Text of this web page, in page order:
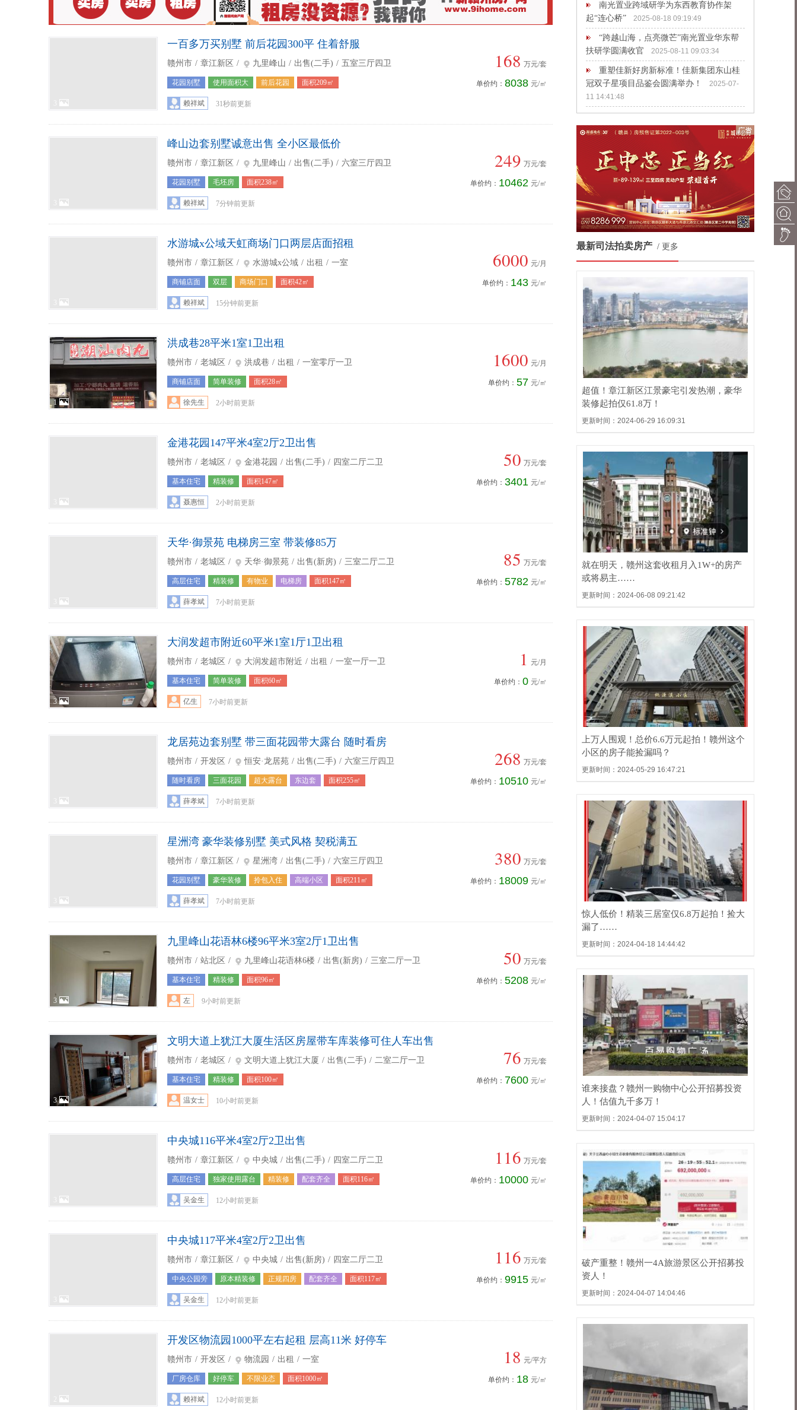
一百多万买别墅 前后花园300平 住着舒服
赣州市 / 章江新区 / 九里峰山 / 出售(二手) / 五室三厅四卫
花园别墅 使用面积大 前后花园 面积209㎡
赖祥斌 31秒前更新
168 万元/套
单价约： 8038 元/㎡
峰山边套别墅诚意出售 全小区最低价
赣州市 / 章江新区 / 九里峰山 / 出售(二手) / 六室三厅四卫
花园别墅 毛坯房 面积238㎡
赖祥斌 7分钟前更新
249 万元/套
单价约： 10462 元/㎡
水游城x公域天虹商场门口两层店面招租
赣州市 / 章江新区 / 水游城x公域 / 出租 / 一室
商铺店面 双层 商场门口 面积42㎡
赖祥斌 15分钟前更新
6000 元/月
单价约： 143 元/㎡
1
洪成巷28平米1室1卫出租
赣州市 / 老城区 / 洪成巷 / 出租 / 一室零厅一卫
商铺店面 简单装修 面积28㎡
徐先生 2小时前更新
1600 元/月
单价约： 57 元/㎡
金港花园147平米4室2厅2卫出售
赣州市 / 老城区 / 金港花园 / 出售(二手) / 四室二厅二卫
基本住宅 精装修 面积147㎡
聂惠恒 2小时前更新
50 万元/套
单价约： 3401 元/㎡
天华·御景苑 电梯房三室 带装修85万
赣州市 / 老城区 / 天华·御景苑 / 出售(新房) / 三室二厅二卫
高层住宅 精装修 有物业 电梯房 面积147㎡
薛孝斌 7小时前更新
85 万元/套
单价约： 5782 元/㎡
3
大润发超市附近60平米1室1厅1卫出租
赣州市 / 老城区 / 大润发超市附近 / 出租 / 一室一厅一卫
基本住宅 简单装修 面积60㎡
亿生 7小时前更新
1 元/月
单价约： 0 元/㎡
龙居苑边套别墅 带三面花园带大露台 随时看房
赣州市 / 开发区 / 恒安·龙居苑 / 出售(二手) / 六室三厅四卫
随时看房 三面花园 超大露台 东边套 面积255㎡
薛孝斌 7小时前更新
268 万元/套
单价约： 10510 元/㎡
星洲湾 豪华装修别墅 美式风格 契税满五
赣州市 / 章江新区 / 星洲湾 / 出售(二手) / 六室三厅四卫
花园别墅 豪华装修 拎包入住 高端小区 面积211㎡
薛孝斌 7小时前更新
380 万元/套
单价约： 18009 元/㎡
3
九里峰山花语林6楼96平米3室2厅1卫出售
赣州市 / 站北区 / 九里峰山花语林6楼 / 出售(新房) / 三室二厅一卫
基本住宅 精装修 面积96㎡
左 9小时前更新
50 万元/套
单价约： 5208 元/㎡
3
文明大道上犹江大厦生活区房屋带车库装修可住人车出售
赣州市 / 老城区 / 文明大道上犹江大厦 / 出售(二手) / 二室二厅一卫
基本住宅 精装修 面积100㎡
温女士 10小时前更新
76 万元/套
单价约： 7600 元/㎡
中央城116平米4室2厅2卫出售
赣州市 / 章江新区 / 中央城 / 出售(二手) / 四室二厅二卫
高层住宅 独家使用露台 精装修 配套齐全 面积116㎡
吴金生 12小时前更新
116 万元/套
单价约： 10000 元/㎡
中央城117平米4室2厅2卫出售
赣州市 / 章江新区 / 中央城 / 出售(新房) / 四室二厅二卫
中央公园旁 原本精装修 正规四房 配套齐全 面积117㎡
吴金生 12小时前更新
116 万元/套
单价约： 9915 元/㎡
开发区物流园1000平左右起租 层高11米 好停车
赣州市 / 开发区 / 物流园 / 出租 / 一室
厂房仓库 好停车 不限业态 面积1000㎡
赖祥斌 12小时前更新
18 元/平方
单价约： 18 元/㎡
南光置业跨域研学为东西教育协作架
起“连心桥”
2025-08-18 09:19:49
“跨越山海，点亮微芒”南光置业华东帮
扶研学圆满收官
2025-08-11 09:03:34
重塑佳新好房新标准！佳新集团东山桂
冠双子星项目品鉴会圆满举办！
2025-07-
11 14:41:48
最新司法拍卖房产 / 更多
超值！章江新区江景豪宅引发热潮，豪华
装修起拍仅61.8万！
更新时间：2024-06-29 16:09:31
就在明天，赣州这套收租月入1W+的房产
或将易主……
更新时间：2024-06-08 09:21:42
上万人围观！总价6.6万元起拍！赣州这个
小区的房子能捡漏吗？
更新时间：2024-05-29 16:47:21
惊人低价！精装三居室仅6.8万起拍！捡大
漏了……
更新时间：2024-04-18 14:44:42
谁来接盘？赣州一购物中心公开招募投资
人！估值九千多万！
更新时间：2024-04-07 15:04:17
破产重整！赣州一4A旅游景区公开招募投
资人！
更新时间：2024-04-07 14:04:46